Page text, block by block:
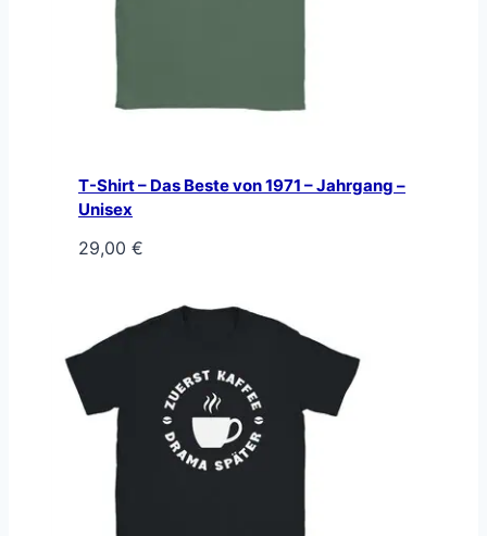
T-Shirt – Das Beste von 1971 – Jahrgang –
Unisex
29,00 €